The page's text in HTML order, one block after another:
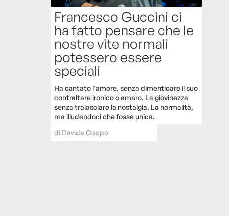
Francesco Guccini ci
ha fatto pensare che le
nostre vite normali
potessero essere
speciali
Ha cantato l'amore, senza dimenticare il suo
contraltare ironico o amaro. La giovinezza
senza tralasciare la nostalgia. La normalità,
ma illudendoci che fosse unica.
di Davide Coppo